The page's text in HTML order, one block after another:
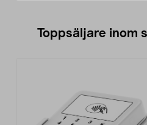
Toppsäljare inom